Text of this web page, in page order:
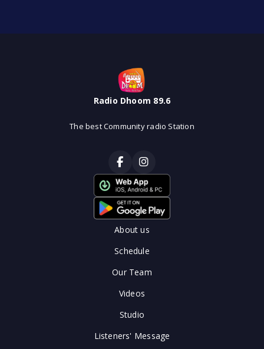
Radio Dhoom 89.6
The best Community radio Station
About us
Schedule
Our Team
Videos
Studio
Listeners' Message